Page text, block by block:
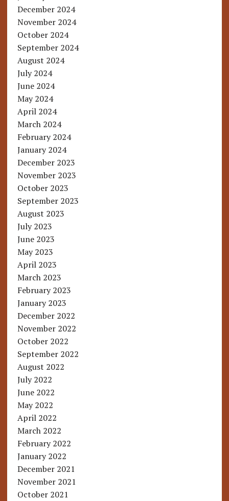
December 2024
November 2024
October 2024
September 2024
August 2024
July 2024
June 2024
May 2024
April 2024
March 2024
February 2024
January 2024
December 2023
November 2023
October 2023
September 2023
August 2023
July 2023
June 2023
May 2023
April 2023
March 2023
February 2023
January 2023
December 2022
November 2022
October 2022
September 2022
August 2022
July 2022
June 2022
May 2022
April 2022
March 2022
February 2022
January 2022
December 2021
November 2021
October 2021